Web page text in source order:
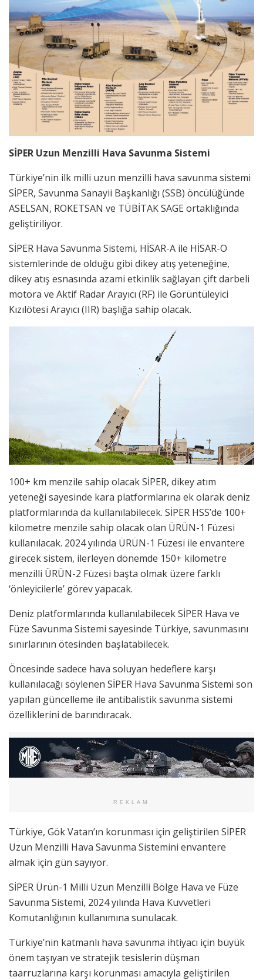
SİPER Uzun Menzilli Hava Savunma Sistemi
Türkiye’nin ilk milli uzun menzilli hava savunma sistemi
SİPER, Savunma Sanayii Başkanlığı (SSB) öncülüğünde
ASELSAN, ROKETSAN ve TÜBİTAK SAGE ortaklığında
geliştiriliyor.
SİPER Hava Savunma Sistemi, HİSAR-A ile HİSAR-O
sistemlerinde de olduğu gibi dikey atış yeteneğine,
dikey atış esnasında azami etkinlik sağlayan çift darbeli
motora ve Aktif Radar Arayıcı (RF) ile Görüntüleyici
Kızılötesi Arayıcı (IIR) başlığa sahip olacak.
100+ km menzile sahip olacak SİPER, dikey atım
yeteneği sayesinde kara platformlarına ek olarak deniz
platformlarında da kullanılabilecek. SİPER HSS’de 100+
kilometre menzile sahip olacak olan ÜRÜN-1 Füzesi
kullanılacak. 2024 yılında ÜRÜN-1 Füzesi ile envantere
girecek sistem, ilerleyen dönemde 150+ kilometre
menzilli ÜRÜN-2 Füzesi başta olmak üzere farklı
‘önleyicilerle’ görev yapacak.
Deniz platformlarında kullanılabilecek SİPER Hava ve
Füze Savunma Sistemi sayesinde Türkiye, savunmasını
sınırlarının ötesinden başlatabilecek.
Öncesinde sadece hava soluyan hedeflere karşı
kullanılacağı söylenen SİPER Hava Savunma Sistemi son
yapılan güncelleme ile antibalistik savunma sistemi
özelliklerini de barındıracak.
REKLAM
Türkiye, Gök Vatan’ın korunması için geliştirilen SİPER
Uzun Menzilli Hava Savunma Sistemini envantere
almak için gün sayıyor.
SİPER Ürün-1 Milli Uzun Menzilli Bölge Hava ve Füze
Savunma Sistemi, 2024 yılında Hava Kuvvetleri
Komutanlığının kullanımına sunulacak.
Türkiye’nin katmanlı hava savunma ihtiyacı için büyük
önem taşıyan ve stratejik tesislerin düşman
taarruzlarına karşı korunması amacıyla geliştirilen